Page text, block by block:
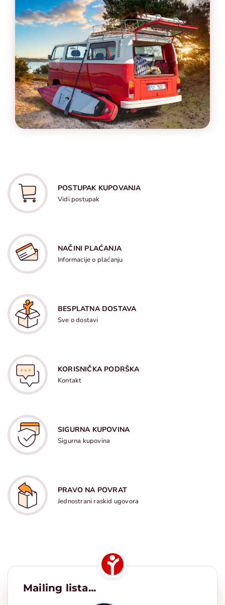
POSTUPAK KUPOVANJA
Vidi postupak
NAČINI PLAĆANJA
Informacije o plaćanju
BESPLATNA DOSTAVA
Sve o dostavi
KORISNIČKA PODRŠKA
Kontakt
SIGURNA KUPOVINA
Sigurna kupovina
PRAVO NA POVRAT
Jednostrani raskid ugovora
Mailing lista...